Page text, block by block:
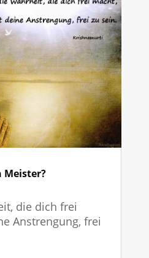
Meister?
die dich frei
Anstrengung, frei